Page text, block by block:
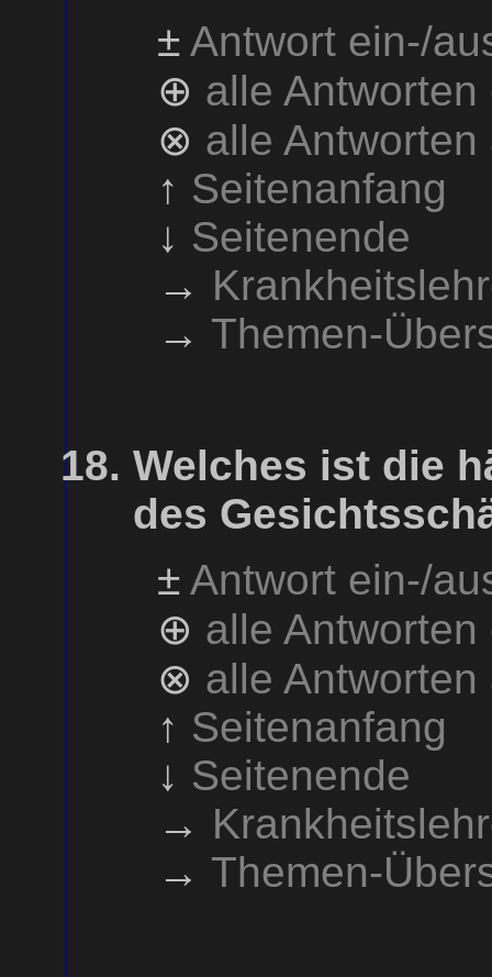
± Antwort ein-/
⊕ alle
⊗ alle
↑ Seitenanfang
↓ Seitenende
→
→ Themen-
Welches ist die
des
± Antwort ein-/
⊕ alle
⊗ alle
↑ Seitenanfang
↓ Seitenende
→
→ Themen-